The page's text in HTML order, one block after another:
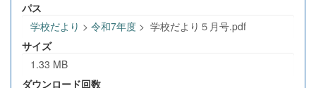
パス
学校だより > 令和7年度 > 学校だより５月号.pdf
サイズ
1.33 MB
ダウンロード回数